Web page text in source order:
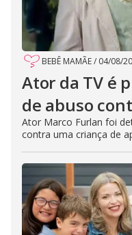
BEBÊ MAMÃE/ 04/08/
Ator da TV é
de abuso
Ator Marco Furlan foi
contra uma criança de